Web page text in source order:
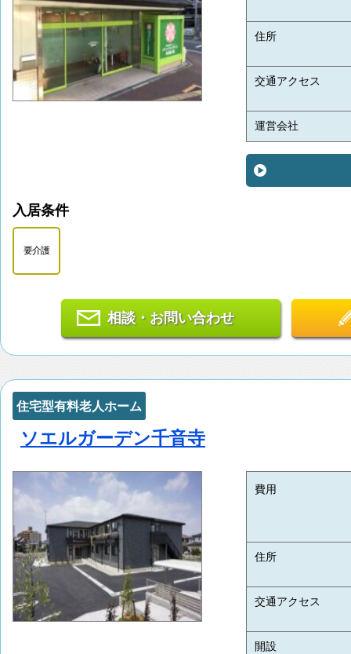
住所
交通アクセス
運営会社
入居条件
要介護
相談・お問い合わせ
住宅型有料老人ホーム
ソエルガーデン千音寺
費用
住所
交通アクセス
開設